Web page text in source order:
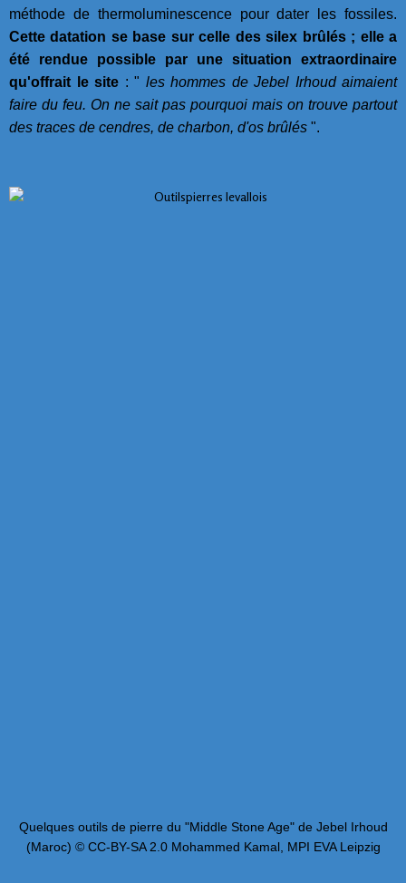
méthode de thermoluminescence pour dater les fossiles.
Cette datation se base sur celle des silex brûlés ; elle a
été rendue possible par une situation extraordinaire
qu'offrait le site : " les hommes de Jebel Irhoud aimaient
faire du feu. On ne sait pas pourquoi mais on trouve partout
des traces de cendres, de charbon, d'os brûlés ".
Quelques outils de pierre du "Middle Stone Age" de Jebel Irhoud
(Maroc) © CC-BY-SA 2.0 Mohammed Kamal, MPI EVA Leipzig